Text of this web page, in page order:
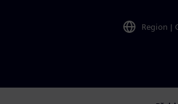
Region |